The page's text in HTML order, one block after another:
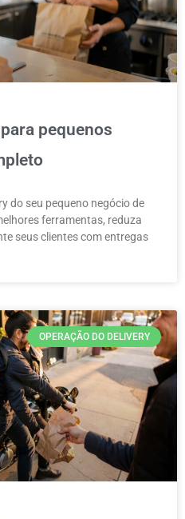
pequenos
do seu pequeno negócio de
ferramentas, reduza
seus clientes com entregas
OPERAÇÃO DO DELIVERY